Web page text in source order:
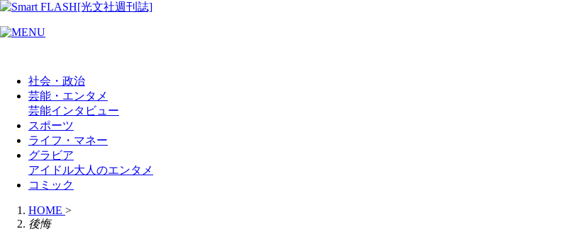
社会・政治
芸能・エンタメ
芸能インタビュー
スポーツ
ライフ・マネー
グラビア
アイドル大人のエンタメ
コミック
HOME >
後悔